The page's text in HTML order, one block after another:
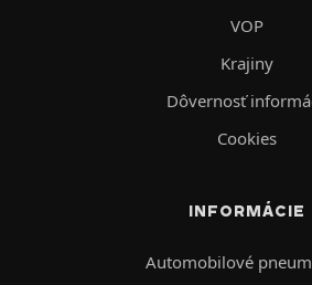
VOP
Krajiny
Dôvernosť
Cookies
INFORMÁCIE
Automobilové